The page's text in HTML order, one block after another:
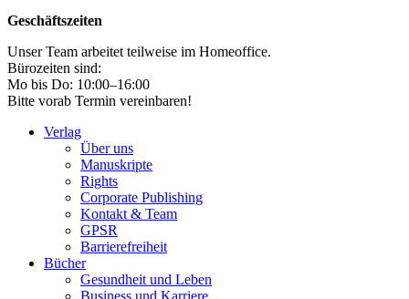
Geschäftszeiten
Unser Team arbeitet teilweise im Homeoffice.
Bürozeiten sind:
Mo bis Do: 10:00–16:00
Bitte vorab Termin vereinbaren!
Verlag
Über uns
Manuskripte
Rights
Corporate Publishing
Kontakt & Team
GPSR
Barrierefreiheit
Bücher
Gesundheit und Leben
Business und Karriere